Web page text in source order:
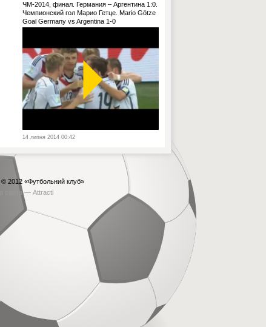
ЧМ-2014, финал. Германия – Аргентина 1:0.
Чемпионский гол Марио Гетце. Mario Götze
Goal Germany vs Argentina 1-0
14 липня 2014 00:42
© 2012 «Футбольний клуб»
сайта — Attracti